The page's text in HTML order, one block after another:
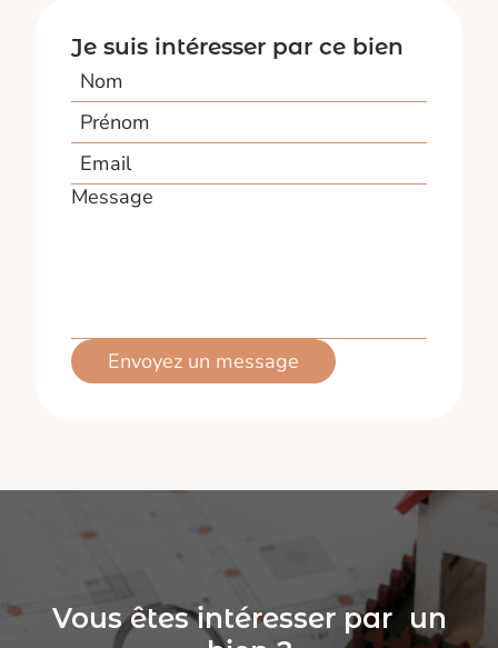
Je suis intéresser par ce bien
Nom
Prénom
Email
Message
Envoyez un message
Vous êtes intéresser par un